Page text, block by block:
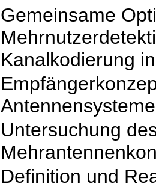
Gemeinsame
Kanalkodierung
Antennensysteme
Untersuchung
Definition und